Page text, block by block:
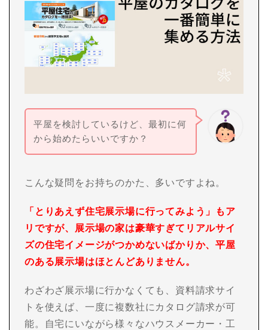
平屋を検討しているけど、最初に何
から始めたらいいですか？
こんな疑問をお持ちのかた、多いですよね。
「とりあえず住宅展示場に行ってみよう」もア
リですが、展示場の家は豪華すぎてリアルサイ
ズの住宅イメージがつかめないばかりか、平屋
のある展示場はほとんどありません。
わざわざ展示場に行かなくても、資料請求サイ
トを使えば、一度に複数社にカタログ請求が可
能。自宅にいながら様々なハウスメーカー・工